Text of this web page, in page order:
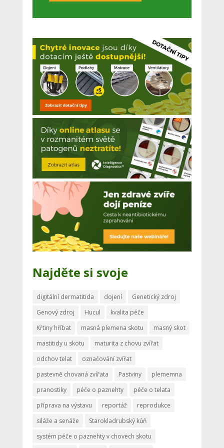
Najděte si svoje
digitální dermatitida dojení
Genetický zdroj
Genový zdroj
Hucul
kvalita péče
Křtiny hříbat
masná plemena skotu
masný skot
mastitidy u skotu
maturita z chovu zvířat
odchov telat
označování zvířat
pastevně chovaná zvířata
Pastviny
plememna
pranostiky
péče o paznehty
péče o telata
příprava na výstavu
reportáž
reprodukce
siláže a senáže
Starokladrubský kůň
systém péče o paznehty v chovech skotu